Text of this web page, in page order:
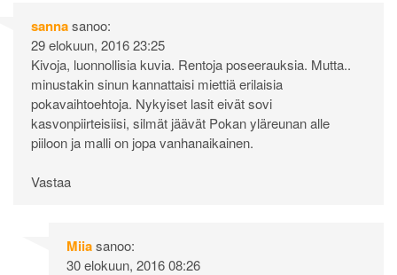
sannasanoo:
29 elokuun, 2016 23:25
Kivoja, luonnollisia kuvia. Rentoja poseerauksia. Mutta..
minustakin sinun kannattaisi miettiä erilaisia
pokavaihtoehtoja. Nykyiset lasit eivät sovi
kasvonpiirteisiisi, silmät jäävät Pokan yläreunan alle
piiloon ja malli on jopa vanhanaikainen.
Vastaa
Miiasanoo:
30 elokuun, 2016 08:26